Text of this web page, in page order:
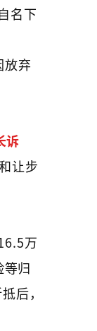
名下
放弃
诉
让步
万
归
后，